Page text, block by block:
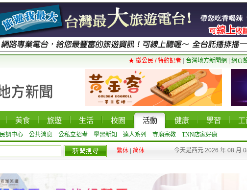
★ 徵公民 / 特約記者 台灣地方新聞網 網頁
美食 旅遊 生活 校園 活動 健康 學習 工
民調中心 公共消息 公私立招考 學習新知 達人系列 寺廟宗教 TNN店家好康
繁体 简体 今天是西元 2026 年 08 月